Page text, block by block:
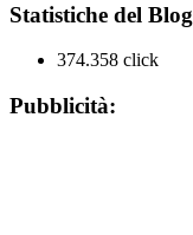
Statistiche del Blog
374.358 click
Pubblicità: